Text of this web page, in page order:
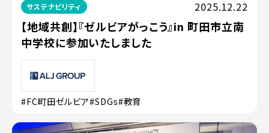
サステナビリティ 2025.12.22
【地域共創】『ゼルビアがっこう』in 町田市立南
中学校に参加いたしました
#FC町田ゼルビア#SDGs#教育